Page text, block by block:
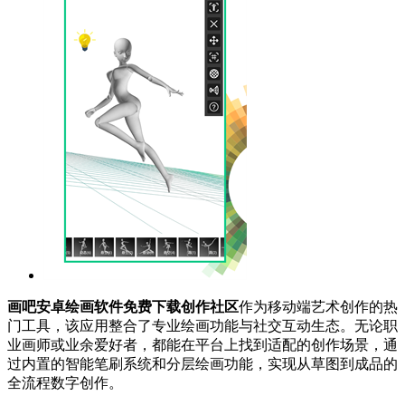
画吧安卓绘画软件免费下载创作社区作为移动端艺术创作的热
门工具，该应用整合了专业绘画功能与社交互动生态。无论职
业画师或业余爱好者，都能在平台上找到适配的创作场景，通
过内置的智能笔刷系统和分层绘画功能，实现从草图到成品的
全流程数字创作。